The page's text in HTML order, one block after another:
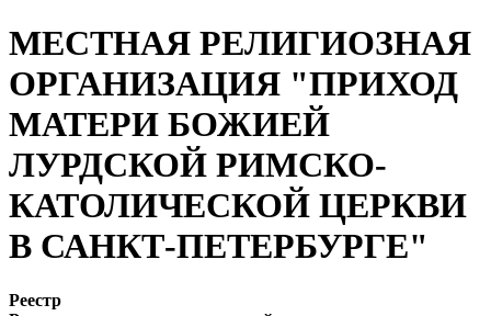
МЕСТНАЯ РЕЛИГИОЗНАЯ
ОРГАНИЗАЦИЯ "ПРИХОД
МАТЕРИ БОЖИЕЙ
ЛУРДСКОЙ РИМСКО-
КАТОЛИЧЕСКОЙ ЦЕРКВИ
В САНКТ-ПЕТЕРБУРГЕ"
Реестр